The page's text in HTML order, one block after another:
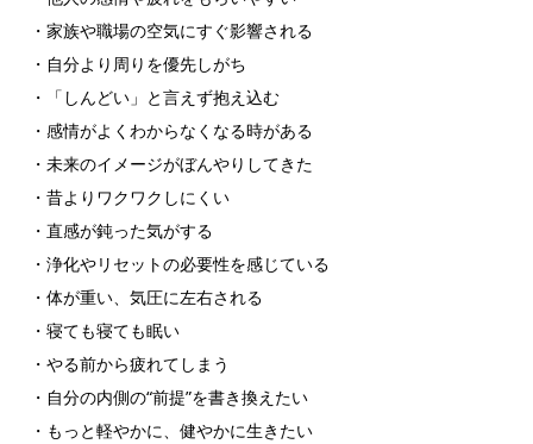
・家族や職場の空気にすぐ影響される
・自分より周りを優先しがち
・「しんどい」と言えず抱え込む
・感情がよくわからなくなる時がある
・未来のイメージがぼんやりしてきた
・昔よりワクワクしにくい
・直感が鈍った気がする
・浄化やリセットの必要性を感じている
・体が重い、気圧に左右される
・寝ても寝ても眠い
・やる前から疲れてしまう
・自分の内側の“前提”を書き換えたい
・もっと軽やかに、健やかに生きたい